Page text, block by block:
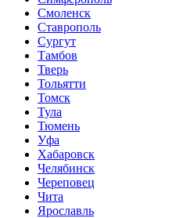
Смоленск
Ставрополь
Сургут
Тамбов
Тверь
Тольятти
Томск
Тула
Тюмень
Уфа
Хабаровск
Челябинск
Череповец
Чита
Ярославль